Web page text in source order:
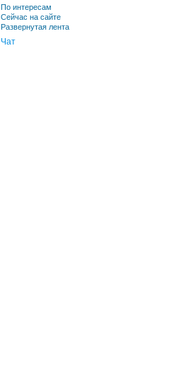
По интересам
Сейчас на сайте
Развернутая лента
Чат